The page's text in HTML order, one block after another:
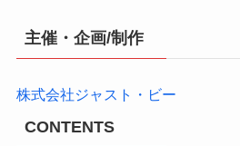
主催・企画/制作
株式会社ジャスト・ビー
CONTENTS